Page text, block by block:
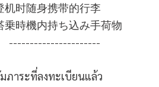
机时随身携带的行李
乗時機内持ち込み手荷物
----------------------
ภาระที่ลงทะเบียนแล้ว